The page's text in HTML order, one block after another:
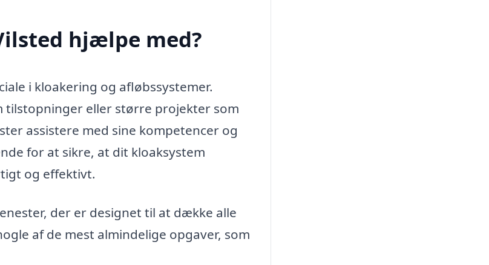
hjælpe med?
i kloakering og afløbssystemer.
tilstopninger eller større projekter som
assistere med sine kompetencer og
for at sikre, at dit kloaksystem
og effektivt.
der er designet til at dække alle
af de mest almindelige opgaver, som